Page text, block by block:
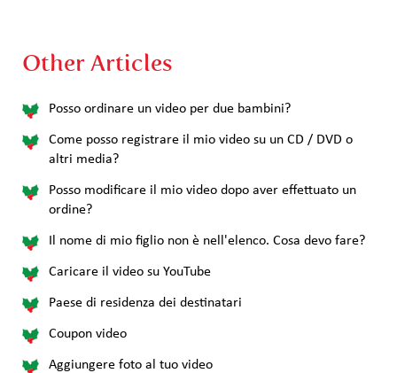
Other Articles
Posso ordinare un video per due bambini?
Come posso registrare il mio video su un CD / DVD o
altri media?
Posso modificare il mio video dopo aver effettuato un
ordine?
Il nome di mio figlio non è nell'elenco. Cosa devo fare?
Caricare il video su YouTube
Paese di residenza dei destinatari
Coupon video
Aggiungere foto al tuo video